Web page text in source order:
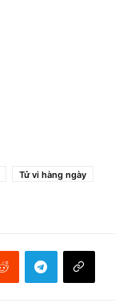
Tử vi hàng ngày